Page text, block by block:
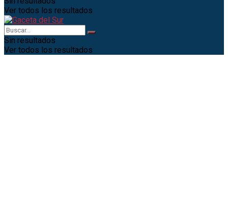
Ver todos los resultados
Sin resultados
Ver todos los resultados